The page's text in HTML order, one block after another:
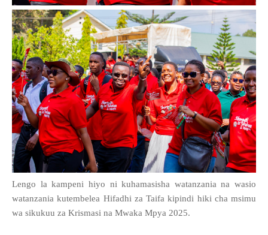
Lengo la kampeni hiyo ni kuhamasisha watanzania na wasio
watanzania kutembelea Hifadhi za Taifa kipindi hiki cha msimu
wa sikukuu za Krismasi na Mwaka Mpya 2025.